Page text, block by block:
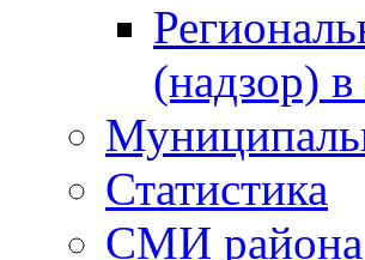
(надзор)
Статистика
СМИ района